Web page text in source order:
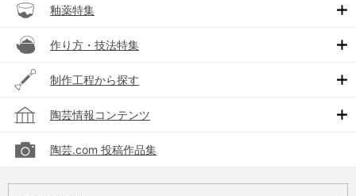
釉薬特集
作り方・技法特集
制作工程から探す
陶芸情報コンテンツ
陶芸.com 投稿作品集